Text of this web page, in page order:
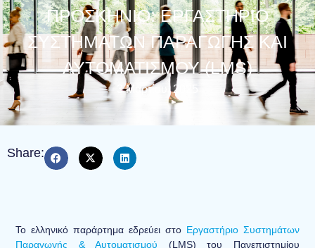
ΠΡΟΣΚΉΝΙΟ: ΕΡΓΑΣΤΉΡΙΟ
ΣΥΣΤΗΜΆΤΩΝ ΠΑΡΑΓΩΓΉΣ ΚΑΙ
ΑΥΤΟΜΑΤΙΣΜΟΎ (LMS)
3 Μαρτίου, 2025
Share:
Το ελληνικό παράρτημα εδρεύει στο Εργαστήριο Συστημάτων
Παραγωγής & Αυτοματισμού (LMS) του Πανεπιστημίου